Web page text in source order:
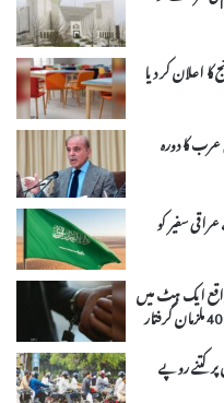
سعودی عرب کا دورہ
سفیر کو
ایک ہٹ میں
کتنے روپے